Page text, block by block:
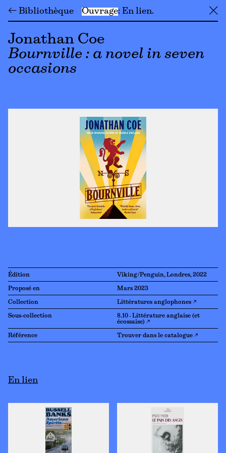
← Bibliothèque Ouvrage En lien ╳
Jonathan Coe
Bournville : a novel in seven
occasions
Édition Viking/Penguin, Londres, 2022
Proposé en Mars 2023
Collection Littératures anglophones ↗
Sous-collection
8.10 - Littérature anglaise (et
écossaise) ↗
Référence Trouver dans le catalogue ↗
En lien